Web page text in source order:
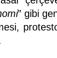
” gibi